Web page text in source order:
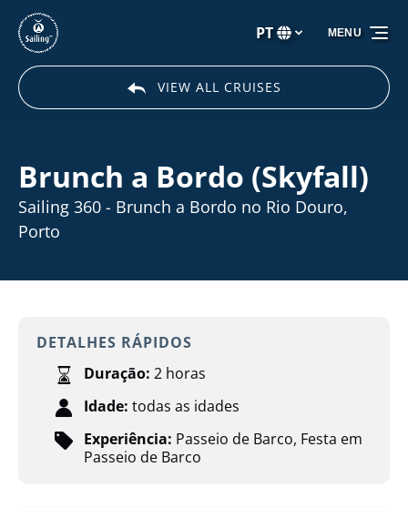
Passar para a navegação primária
Passar para o conteúdo
Passar para o rodapé
Selecione
o
idioma
PT
VIEW ALL CRUISES
MENU
Brunch a Bordo (Skyfall)
Sailing 360 - Brunch a Bordo no Rio Douro,
Porto
DETALHES RÁPIDOS
Duração: 2 horas
Idade: todas as idades
Experiência: Passeio de Barco, Festa em
Passeio de Barco